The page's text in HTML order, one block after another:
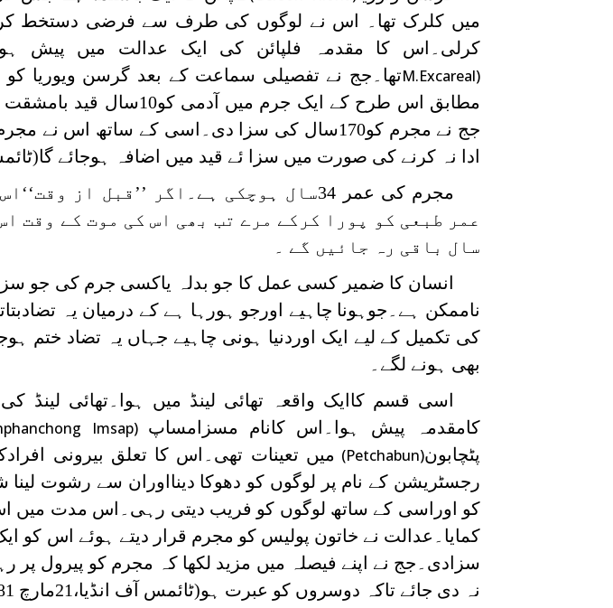
میں کلرک تھا۔ اس نے لوگوں کی طرف سے فرضی دستخط
کرلی۔اس کا مقدمہ فلپائن کی ایک عدالت میں پیش
M.Excareal)
مطابق اس طرح کے ایک جرم
ادا نہ کرنے کی صورت میں سزا ئے قید میں اضافہ ہوجائے گا(ٹائمس آف
مجرم کی عمر 34سال ہوچکی ہے۔اگر ’’قبل
عمر طبعی کو پورا کرکے مرے تب بھی اس کی موت کے وقت
سال باقی رہ جائیں گے ۔
انسان کا ضمیر کسی عمل کا جو بدلہ یاکسی جرم کی جو
ناممکن ہے۔جوہونا چاہیے اورجو ہورہا ہے کے درمیان یہ
کی تکمیل کے لیے ایک اوردنیا ہونی چاہیے جہاں یہ تضاد ختم
بھی ہونے لگے۔
اسی قسم کاایک واقعہ تھائی لینڈ میں ہوا۔تھائی لینڈ
کامقدمہ پیش ہوا۔اس کانام مسزامساپ Imsap)
پٹچابون(Petchabun) میں تعینات تھی۔اس کا تعلق بیرونی
رجسٹریشن کے نام پر لوگوں کو دھوکا دینااوران سے رشوت
کمایا۔عدالت نے خاتون پولیس کو مجرم قرار دیتے ہوئے اس
سزادی۔جج نے اپنے فیصلہ میں مزید لکھا کہ مجرم کو پیرول
نہ دی جائے تاکہ دوسروں کو عبرت ہو(ٹائمس آف انڈیا،21مارچ 1981ء)۔